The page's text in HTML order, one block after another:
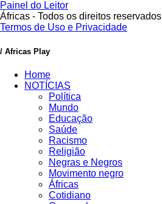
Painel do Leitor
Áfricas - Todos os direitos reservados
Termos de Uso e Privacidade
/ Africas Play
Home
NOTÍCIAS
Política
Mundo
Educação
Saúde
Racismo
Religião
Negras e Negros
Movimento negro
Áfricas
Cotidiano